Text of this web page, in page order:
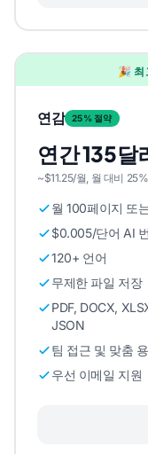
🎉 최
연감 25% 절약
연간 135달
~$11.25/월, 월 대비
월 100페이지 또
$0.005/단어 AI
120+ 언어
무제한 파일 저장
PDF, DOCX,
JSON
팀 접근 및 맞춤
우선 이메일 지원